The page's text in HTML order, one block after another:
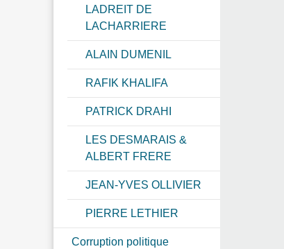
LADREIT DE
LACHARRIERE
ALAIN DUMENIL
RAFIK KHALIFA
PATRICK DRAHI
LES DESMARAIS &
ALBERT FRERE
JEAN-YVES OLLIVIER
PIERRE LETHIER
Corruption politique